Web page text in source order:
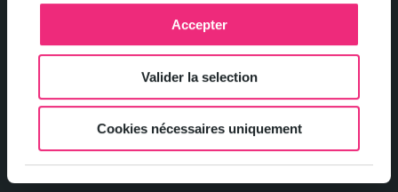
Accepter
Valider la selection
Cookies nécessaires uniquement
Politique de confidentialité et gestion des cookies
Mentions légales
Contact